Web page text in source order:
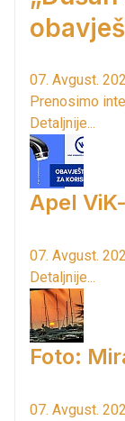
07. Avgust.
Prenosimo
Detaljnije...
Apel
07. Avgust.
Detaljnije...
Foto:
07. Avgust.